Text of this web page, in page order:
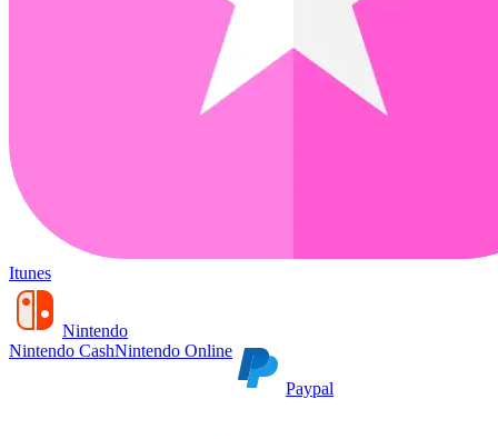
Itunes
Nintendo
Nintendo CashNintendo Online
Paypal